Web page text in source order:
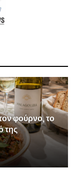
φούρνο, το
της